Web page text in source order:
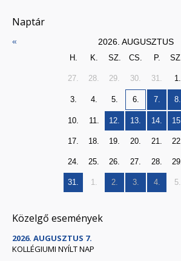
Naptár
« 2026. AUGUSZTUS
H. K. SZ. CS. P. SZ..
27. 28. 29. 30. 31. 1.
3. 4. 5. 6. 7. 8.
10. 11. 12. 13. 14. 15.
17. 18. 19. 20. 21. 22.
24. 25. 26. 27. 28. 29.
31. 1. 2. 3. 4. 5.
Közelgő események
2026. AUGUSZTUS 7.
KOLLÉGIUMI NYÍLT NAP